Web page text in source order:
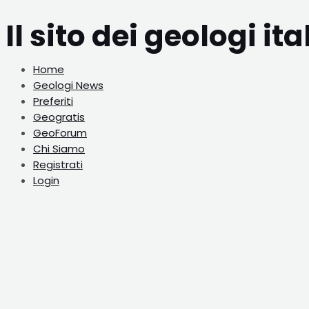
al
contenuto
Il sito dei geologi
Home
Geologi News
Preferiti
Geogratis
GeoForum
Chi Siamo
Registrati
Login